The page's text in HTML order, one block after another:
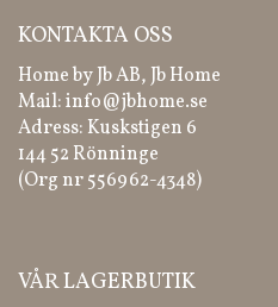
KONTAKTA OSS
Home by Jb AB, Jb Home
Mail:info@jbhome.se
Adress: Kuskstigen 6
144 52 Rönninge
(Org nr 556962-4348)
VÅR LAGERBUTIK